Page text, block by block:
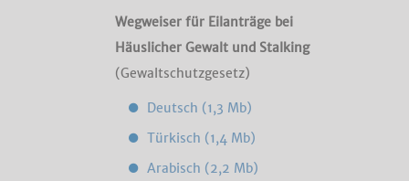
Wegweiser für Eilanträge bei
Häuslicher Gewalt und Stalking
(Gewaltschutzgesetz)
Deutsch (1,3 Mb)
Türkisch (1,4 Mb)
Arabisch (2,2 Mb)